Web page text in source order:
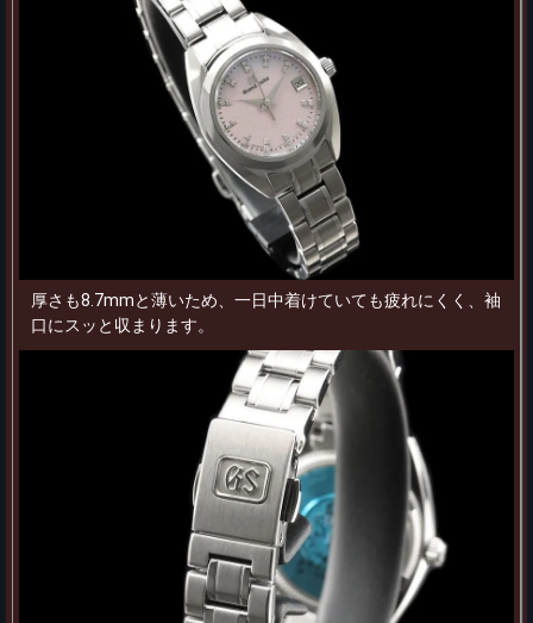
厚さも8.7mmと薄いため、一日中着けていても疲れにくく、袖
口にスッと収まります。